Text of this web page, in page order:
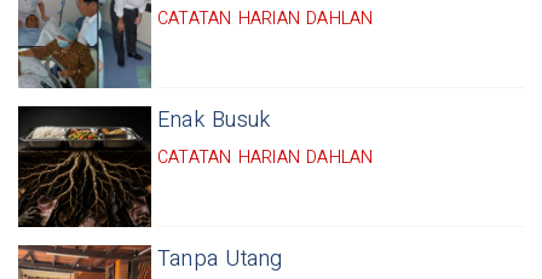
CATATAN HARIAN DAHLAN
Enak Busuk
CATATAN HARIAN DAHLAN
Tanpa Utang